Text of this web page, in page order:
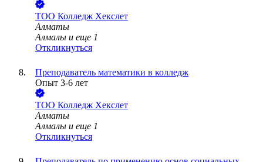
ТОО Колледж Хекслет
Алматы
Алмалы и еще 1
Откликнуться
Преподаватель математики в колледж
Опыт 3-6 лет
ТОО Колледж Хекслет
Алматы
Алмалы и еще 1
Откликнуться